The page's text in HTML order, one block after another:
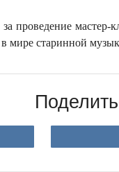
проведение
мире старинной